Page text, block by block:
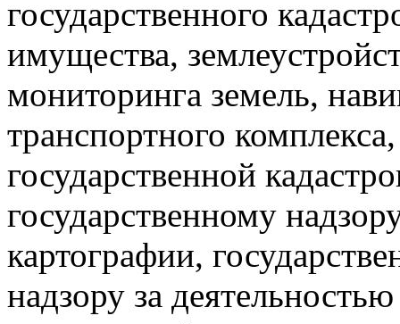
государственного
имущества,
мониторинга земель,
транспортного
государственной
государственному
картографии,
надзору за